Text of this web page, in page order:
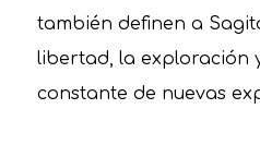
también definen a
libertad, la exploración
constante de nuevas